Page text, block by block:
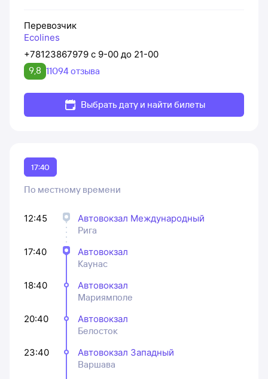
Перевозчик
Ecolines
+78123867979 с 9-00 до 21-00
9,8 11094 отзыва
Выбрать дату и найти билеты
17:40
По местному времени
12:45
Автовокзал Международный
Рига
17:40
Автовокзал
Каунас
18:40
Автовокзал
Мариямполе
20:40
Автовокзал
Белосток
23:40
Автовокзал Западный
Варшава